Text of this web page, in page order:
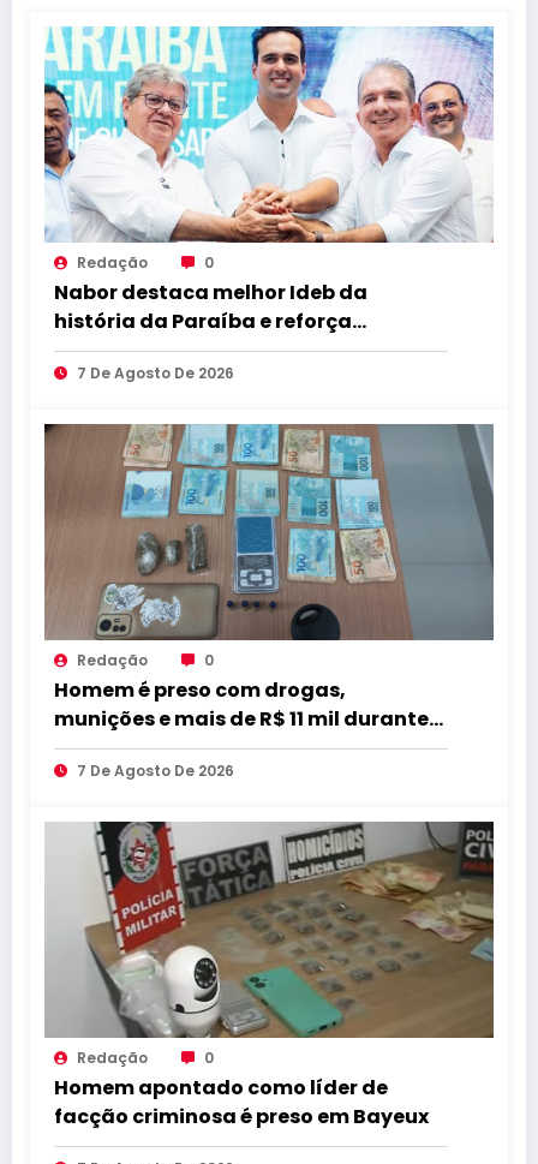
Redação 0
Nabor destaca melhor Ideb da
história da Paraíba e reforça
compromisso com educação de
qualidade
7 De Agosto De 2026
Redação 0
Homem é preso com drogas,
munições e mais de R$ 11 mil durante
operação em Marcação
7 De Agosto De 2026
Redação 0
Homem apontado como líder de
facção criminosa é preso em Bayeux